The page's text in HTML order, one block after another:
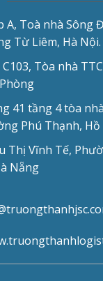
A, Toà nhà Sông
Từ Liêm, Hà Nội.
Tòa nhà
41 tầng 4 tòa
Phú Thạnh,
Thị Vĩnh Tế,
Nẵng